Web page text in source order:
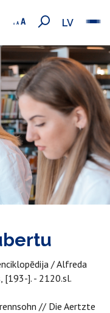
LV
/ Alfreda
[193-]. - 2120.sl.
// Die Aertzte